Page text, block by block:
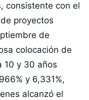
consistente con el
proyectos
de
colocación de
10 y 30 años
y 6,331%,
alcanzó el